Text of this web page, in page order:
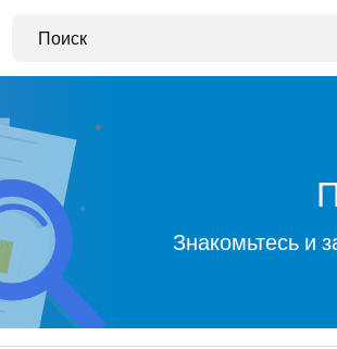
Знакомьтесь и